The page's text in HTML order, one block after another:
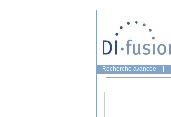
Recherche avancée